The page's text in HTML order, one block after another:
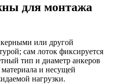
для монтажа
или другой
сам лоток фиксируется
тип и диаметр анкеров
и несущей
нагрузки.